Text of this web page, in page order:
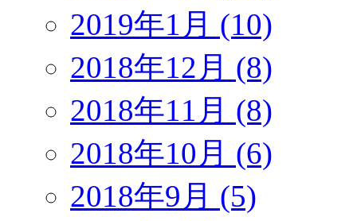
2019年1月 (10)
2018年12月 (8)
2018年11月 (8)
2018年10月 (6)
2018年9月 (5)